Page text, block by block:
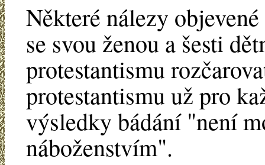
Některé nálezy
se svou ženou a šesti
protestantismu
protestantismu už pro
výsledky bádání "není
náboženstvím".